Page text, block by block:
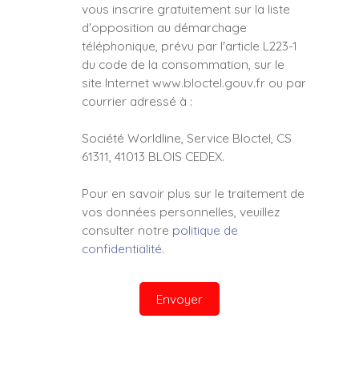
vous inscrire gratuitement sur la liste
d'opposition au démarchage
téléphonique, prévu par l'article L223-1
du code de la consommation, sur le
site Internet www.bloctel.gouv.fr ou par
courrier adressé à :
Société Worldline, Service Bloctel, CS
61311, 41013 BLOIS CEDEX.
Pour en savoir plus sur le traitement de
vos données personnelles, veuillez
consulter notre politique de
confidentialité.
Envoyer